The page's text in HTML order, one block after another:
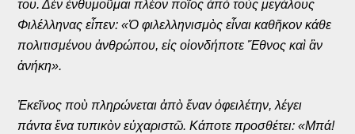
του. Δὲν ἐνθυμοῦμαι πλέον ποῖος ἀπὸ τοὺς μεγάλους
Φιλέλληνας εἶπεν: «Ὁ φιλελληνισμὸς εἶναι καθῆκον κάθε
πολιτισμένου ἀνθρώπου, εἰς οἱονδήποτε Ἔθνος καὶ ἂν
ἀνήκη».
Ἐκεῖνος ποὺ πληρώνεται ἀπὸ ἕναν ὀφειλέτην, λέγει
πάντα ἕνα τυπικὸν εὐχαριστῶ. Κάποτε προσθέτει: «Μπά!